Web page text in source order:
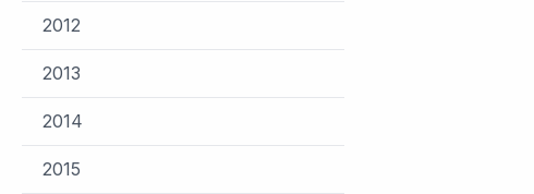
2012
2013
2014
2015